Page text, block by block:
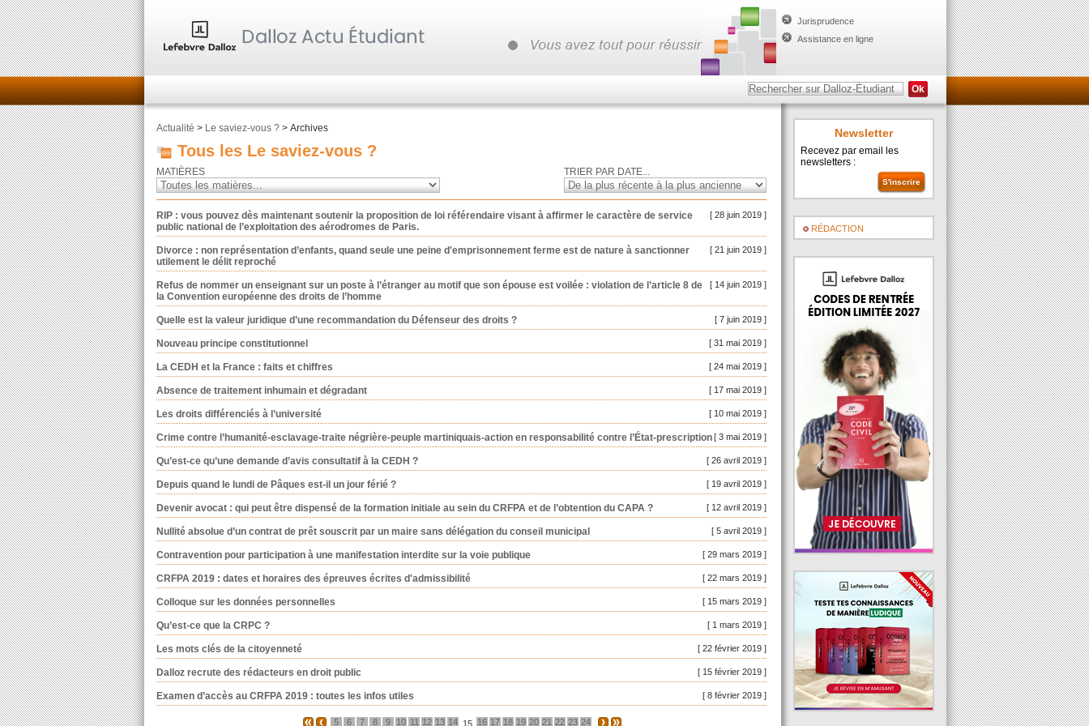
Jurisprudence
Assistance en ligne
Actualité > Le saviez-vous ?> Archives
Tous les Le saviez-vous ?
MATIÈRES TRIER PAR DATE...
[ 28 juin 2019 ]
RIP : vous pouvez dès maintenant soutenir la proposition de loi référendaire visant à affirmer le caractère de service
public national de l’exploitation des aérodromes de Paris.
[ 21 juin 2019 ]
Divorce : non représentation d’enfants, quand seule une peine d'emprisonnement ferme est de nature à sanctionner
utilement le délit reproché
[ 14 juin 2019 ]
Refus de nommer un enseignant sur un poste à l’étranger au motif que son épouse est voilée : violation de l’article 8 de
la Convention européenne des droits de l’homme
[ 7 juin 2019 ]
Quelle est la valeur juridique d’une recommandation du Défenseur des droits ?
[ 31 mai 2019 ]
Nouveau principe constitutionnel
[ 24 mai 2019 ]
La CEDH et la France : faits et chiffres
[ 17 mai 2019 ]
Absence de traitement inhumain et dégradant
[ 10 mai 2019 ]
Les droits différenciés à l’université
[ 3 mai 2019 ]
Crime contre l’humanité-esclavage-traite négrière-peuple martiniquais-action en responsabilité contre l’État-prescription
[ 26 avril 2019 ]
Qu’est-ce qu’une demande d’avis consultatif à la CEDH ?
[ 19 avril 2019 ]
Depuis quand le lundi de Pâques est-il un jour férié ?
[ 12 avril 2019 ]
Devenir avocat : qui peut être dispensé de la formation initiale au sein du CRFPA et de l’obtention du CAPA ?
[ 5 avril 2019 ]
Nullité absolue d’un contrat de prêt souscrit par un maire sans délégation du conseil municipal
[ 29 mars 2019 ]
Contravention pour participation à une manifestation interdite sur la voie publique
[ 22 mars 2019 ]
CRFPA 2019 : dates et horaires des épreuves écrites d'admissibilité
[ 15 mars 2019 ]
Colloque sur les données personnelles
[ 1 mars 2019 ]
Qu’est-ce que la CRPC ?
[ 22 février 2019 ]
Les mots clés de la citoyenneté
[ 15 février 2019 ]
Dalloz recrute des rédacteurs en droit public
[ 8 février 2019 ]
Examen d’accès au CRFPA 2019 : toutes les infos utiles
5 6 7 8 9 10 11 12 13 14 15 16 17 18 19 20 21 22 23 24
Newsletter
Recevez par email les
newsletters :
RÉDACTION